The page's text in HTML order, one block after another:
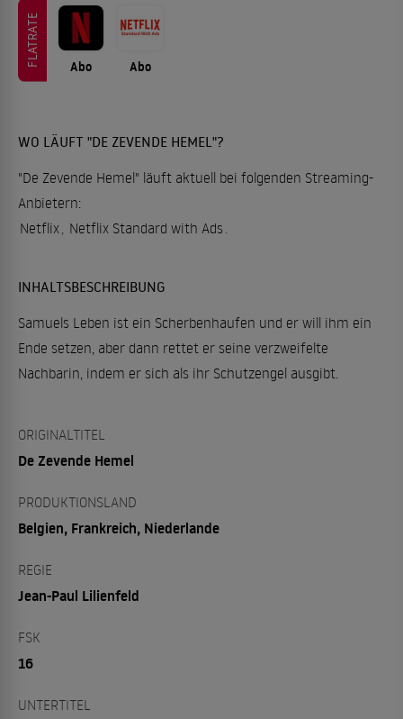
FLATRATE Abo Abo
WO LÄUFT "DE ZEVENDE HEMEL"?
"De Zevende Hemel" läuft aktuell bei folgenden Streaming-
Anbietern:
Netflix Netflix Standard with Ads
INHALTSBESCHREIBUNG
Samuels Leben ist ein Scherbenhaufen und er will ihm ein
Ende setzen, aber dann rettet er seine verzweifelte
Nachbarin, indem er sich als ihr Schutzengel ausgibt.
ORIGINALTITEL
De Zevende Hemel
PRODUKTIONSLAND
Belgien, Frankreich, Niederlande
REGIE
Jean-Paul Lilienfeld
FSK
16
UNTERTITEL